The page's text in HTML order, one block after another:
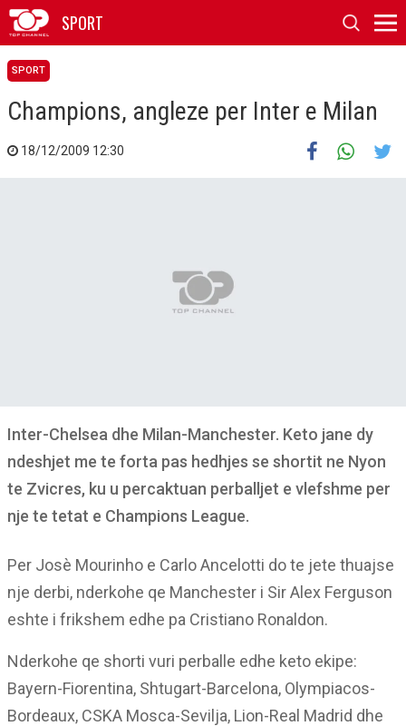
SPORT
SPORT
Champions, angleze per Inter e Milan
18/12/2009 12:30
Inter-Chelsea dhe Milan-Manchester. Keto jane dy
ndeshjet me te forta pas hedhjes se shortit ne Nyon
te Zvicres, ku u percaktuan perballjet e vlefshme per
nje te tetat e Champions League.
Per Josè Mourinho e Carlo Ancelotti do te jete thuajse
nje derbi, nderkohe qe Manchester i Sir Alex Ferguson
eshte i frikshem edhe pa Cristiano Ronaldon.
Nderkohe qe shorti vuri perballe edhe keto ekipe:
Bayern-Fiorentina, Shtugart-Barcelona, Olympiacos-
Bordeaux, CSKA Mosca-Sevilja, Lion-Real Madrid dhe